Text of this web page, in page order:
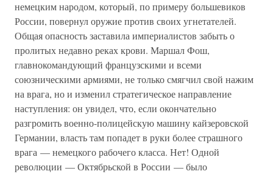
немецким народом, который, по примеру большевиков
России, повернул оружие против своих угнетателей.
Общая опасность заставила империалистов забыть о
пролитых недавно реках крови. Маршал Фош,
главнокомандующий французскими и всеми
союзническими армиями, не только смягчил свой нажим
на врага, но и изменил стратегическое направление
наступления: он увидел, что, если окончательно
разгромить военно-полицейскую машину кайзеровской
Германии, власть там попадет в руки более страшного
врага — немецкого рабочего класса. Нет! Одной
революции — Октябрьской в России — было